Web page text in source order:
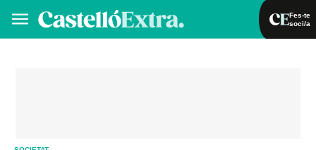
Fes-te
soci/a